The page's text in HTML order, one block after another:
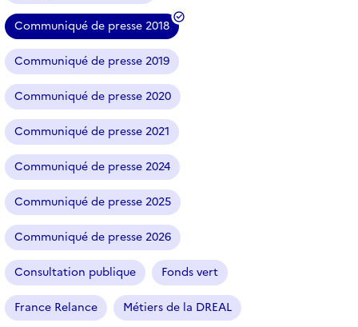
Communiqué de presse 2018
(
f
i
l
t
r
e
s
é
l
e
c
t
i
o
n
Communiqué de presse 2019
Communiqué de presse 2020
Communiqué de presse 2021
Communiqué de presse 2024
Communiqué de presse 2025
Communiqué de presse 2026
Consultation publique Fonds vert
France Relance Métiers de la DREAL